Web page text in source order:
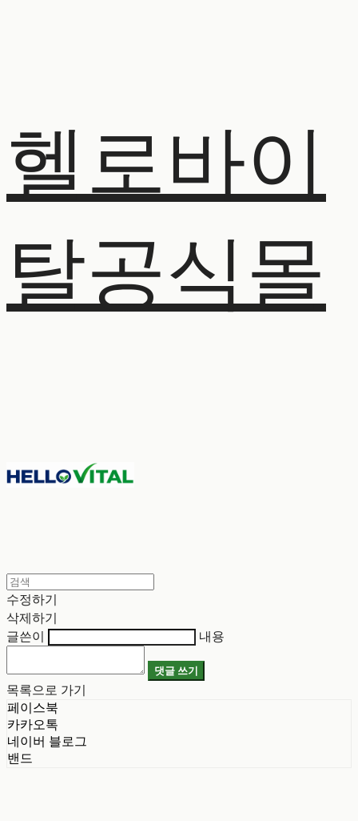
헬로바이
탈공식몰
수정하기
삭제하기
글쓴이
내용
댓글 쓰기
목록으로 가기
페이스북
카카오톡
네이버 블로그
밴드